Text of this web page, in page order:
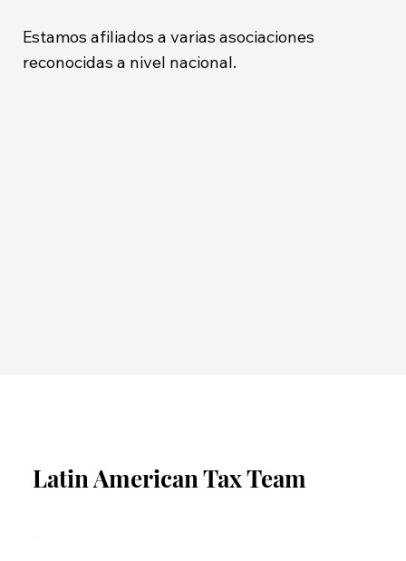
Estamos afiliados a varias asociaciones
reconocidas a nivel nacional.
Latin American Tax Team